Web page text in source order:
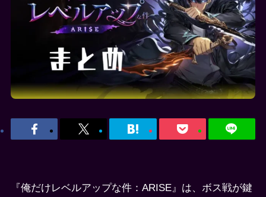
『俺だけレベルアップな件：ARISE』は、ボス戦が鍵